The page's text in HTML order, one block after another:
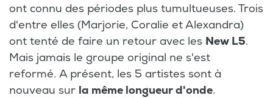
ont connu des périodes plus tumultueuses. Trois
d'entre elles (Marjorie, Coralie et Alexandra)
ont tenté de faire un retour avec les New L5.
Mais jamais le groupe original ne s'est
reformé. A présent, les 5 artistes sont à
nouveau sur la même longueur d'onde.